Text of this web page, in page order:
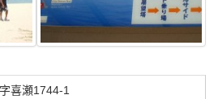
喜瀬1744-1